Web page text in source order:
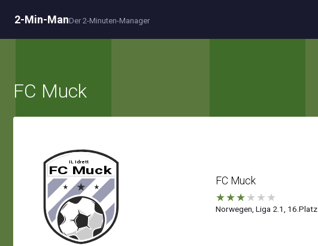
2-Min-ManDer 2-Minuten-Manager
FC Muck
FC Muck
★★★★ ★ ★
Norwegen, Liga 2.1, 16.Platz